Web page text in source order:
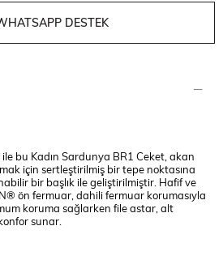
DESTEK
ile bu Kadın Sardunya BR1 Ceket, akan
için sertleştirilmiş bir tepe noktasına
bir başlık ile geliştirilmiştir. Hafif ve
ön fermuar, dahili fermuar korumasıyla
koruma sağlarken file astar, alt
sunar.